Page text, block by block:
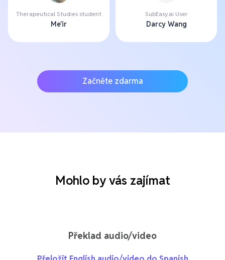
Therapeutical Studies student
Me'ir
SubEasy.ai User
Darcy Wang
Začněte zdarma
Mohlo by vás zajímat
Překlad audio/video